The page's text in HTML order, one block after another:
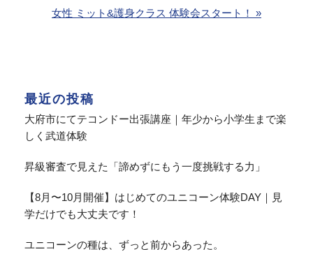
女性 ミット&護身クラス 体験会スタート！ »
最近の投稿
大府市にてテコンドー出張講座｜年少から小学生まで楽
しく武道体験
昇級審査で見えた「諦めずにもう一度挑戦する力」
【8月〜10月開催】はじめてのユニコーン体験DAY｜見
学だけでも大丈夫です！
ユニコーンの種は、ずっと前からあった。